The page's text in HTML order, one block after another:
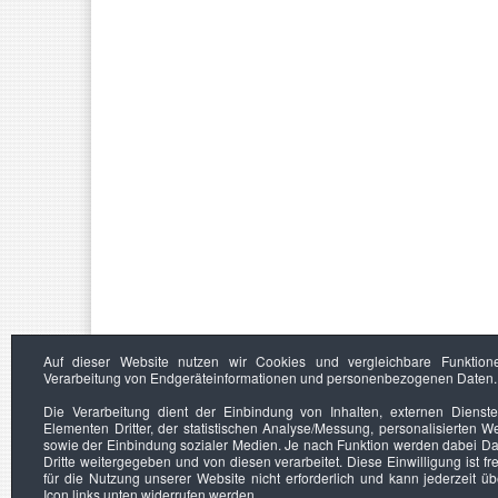
Auf dieser Website nutzen wir Cookies und vergleichbare
Verarbeitung von Endgeräteinformationen und personenbezogenen Daten.
Die Verarbeitung dient der Einbindung von Inhalten, externen
Elementen Dritter, der statistischen Analyse/Messung, personalisierten
sowie der Einbindung sozialer Medien. Je nach Funktion werden dabei
Dritte weitergegeben und von diesen verarbeitet. Diese Einwilligung ist
für die Nutzung unserer Website nicht erforderlich und kann jederzeit
Icon links unten widerrufen werden.